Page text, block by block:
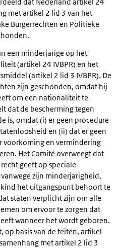
met artikel 2 lid 3 van het
Burgerrechten en Politieke
een minderjarige op het
(artikel 24 IVBPR) en het
(artikel 2 lid 3 IVBPR). De
zijn geschonden, omdat hij
om een nationaliteit te
dat de bescherming tegen
is, omdat (i) er geen procedure
en (ii) dat er geen
voorkoming en vermindering
Het Comité overweegt dat
geeft op speciale
zijn minderjarigheid,
het uitgangspunt behoort te
staten verplicht zijn om alle
om ervoor te zorgen dat
wanneer het wordt geboren.
op basis van de feiten, artikel
met artikel 2 lid 3